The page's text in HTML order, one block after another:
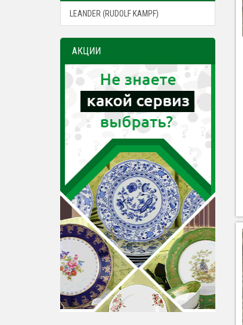
LEANDER (RUDOLF KAMPF)
АКЦИИ